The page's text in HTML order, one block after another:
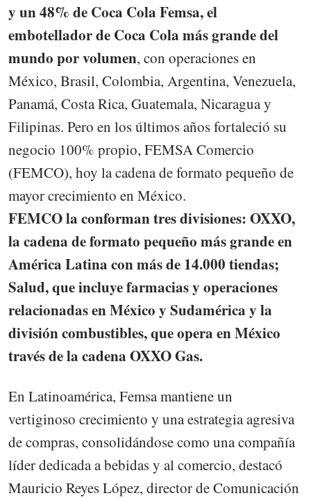
y un 48% de Coca Cola Femsa, el
embotellador de Coca Cola más grande del
mundo por volumen, con operaciones en
México, Brasil, Colombia, Argentina, Venezuela,
Panamá, Costa Rica, Guatemala, Nicaragua y
Filipinas. Pero en los últimos años fortaleció su
negocio 100% propio, FEMSA Comercio
(FEMCO), hoy la cadena de formato pequeño de
mayor crecimiento en México.
FEMCO la conforman tres divisiones: OXXO,
la cadena de formato pequeño más grande en
América Latina con más de 14.000 tiendas;
Salud, que incluye farmacias y operaciones
relacionadas en México y Sudamérica y la
división combustibles, que opera en México
través de la cadena OXXO Gas.
En Latinoamérica, Femsa mantiene un
vertiginoso crecimiento y una estrategia agresiva
de compras, consolidándose como una compañía
líder dedicada a bebidas y al comercio, destacó
Mauricio Reyes López, director de Comunicación